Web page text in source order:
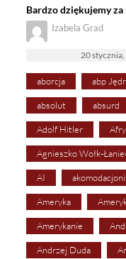
Bardzo dziękujemy za
Izabela Grad
20
aborcja abp
absolut absurd
Adolf Hitler
Agnieszko Wołk-
AI
Ameryka
Amerykanie
Andrzej Duda